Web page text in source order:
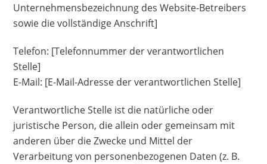
Unternehmensbezeichnung des Website-Betreibers
sowie die vollständige Anschrift]
Telefon: [Telefonnummer der verantwortlichen
Stelle]
E-Mail: [E-Mail-Adresse der verantwortlichen Stelle]
Verantwortliche Stelle ist die natürliche oder
juristische Person, die allein oder gemeinsam mit
anderen über die Zwecke und Mittel der
Verarbeitung von personenbezogenen Daten (z. B.